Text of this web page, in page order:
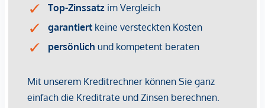
Ideal für Anleger und Eigennutzer
DGNB Gold Nachhaltigkeits-Vorzertifikat
Lage direkt an der malerischen Donau
Im Mittelpunkt dieses Neubauprojekts stehen die